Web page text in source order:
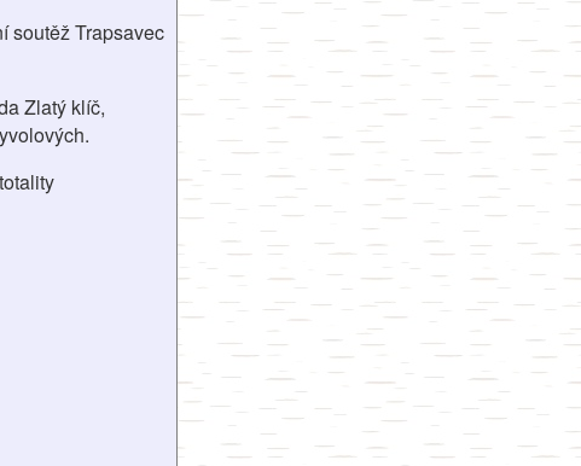
soutěž Trapsavec
Zlatý klíč,